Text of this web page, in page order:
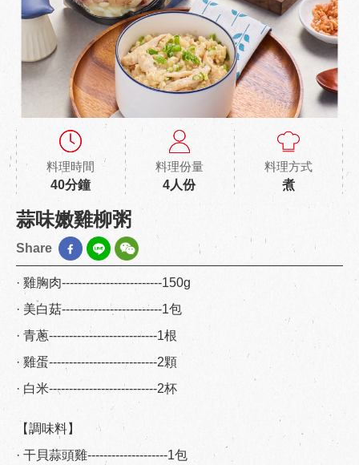
料理時間
40分鐘
料理份量
4人份
料理方式
煮
蒜味嫩雞柳粥
Share
· 雞胸肉-------------------------150g
· 美白菇-------------------------1包
· 青蔥---------------------------1根
· 雞蛋---------------------------2顆
· 白米---------------------------2杯
【調味料】
· 干貝蒜頭雞--------------------1包